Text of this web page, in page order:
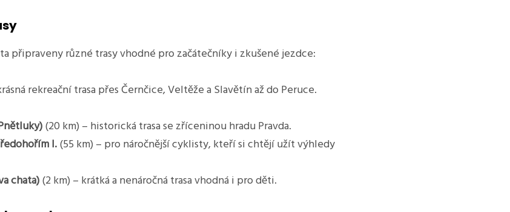
připraveny různé trasy vhodné pro začátečníky i zkušené jezdce:
rekreační trasa přes Černčice, Veltěže a Slavětín až do Peruce.
(20 km) – historická trasa se zříceninou hradu Pravda.
I.(55 km) – pro náročnější cyklisty, kteří si chtějí užít výhledy
chata)(2 km) – krátká a nenáročná trasa vhodná i pro děti.